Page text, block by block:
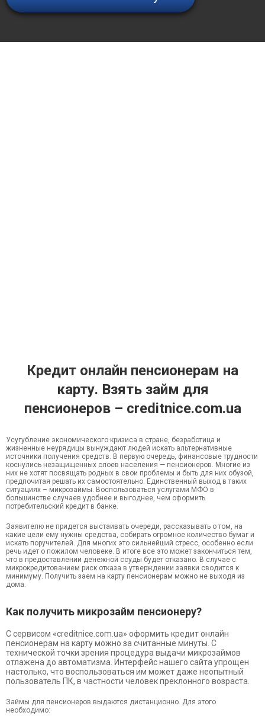
Кредит онлайн пенсионерам на
карту. Взять займ для
пенсионеров – creditnice.com.ua
Усугубление экономического кризиса в стране, безработица и
жизненные неурядицы вынуждают людей искать альтернативные
источники получения средств. В первую очередь, финансовые трудности
коснулись незащищенных слоев населения — пенсионеров. Многие из
них не хотят посвящать родных в свои проблемы и быть для них обузой,
предпочитая решать их самостоятельно. Единственный выход в таких
ситуациях – микрозаймы. Воспользоваться услугами МФО в
большинстве случаев удобнее и выгоднее, чем оформить
потребительский кредит в банке.
Заявителю не придется выстаивать очереди, рассказывать о том, на
какие цели ему нужны средства, собирать огромное количество бумаг и
искать поручителей. Для многих это сильнейший стресс, особенно если
речь идет о пожилом человеке. В итоге все это может закончиться тем,
что в предоставлении денежной ссуды будет отказано. В случае с
микрокредитованием риск отказа в утверждении заявки сводится к
минимуму. Получить заем на карту пенсионерам можно не выходя из
дома.
Как получить микрозайм пенсионеру?
С сервисом «creditnice.com.ua» оформить кредит онлайн
пенсионерам на карту можно за считанные минуты. С
технической точки зрения процедура выдачи микрозаймов
отлажена до автоматизма. Интерфейс нашего сайта упрощен
настолько, что воспользоваться им может даже неопытный
пользователь ПК, в частности человек преклонного возраста.
Займы для пенсионеров выдаются дистанционно. Для этого
необходимо: